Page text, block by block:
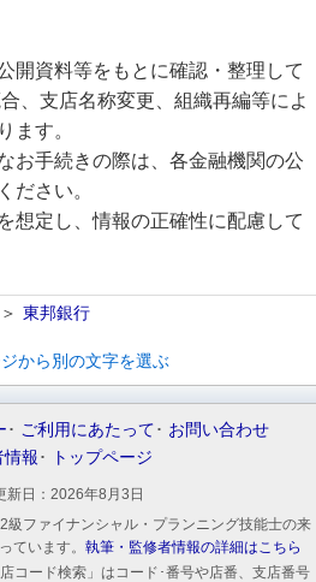
開資料等をもとに確認・整理して
、支店名称変更、組織再編等によ
ます。
お手続きの際は、各金融機関の公
ださい。
想定し、情報の正確性に配慮して
東邦銀行
から別の文字を選ぶ
ご利用にあたって
お問い合わせ
情報
トップページ
新日： 2026年8月3日
級ファイナンシャル・プランニング技能士の来
ています。 執筆・監修者情報の詳細はこちら
コード検索」はコード･番号や店番、支店番号